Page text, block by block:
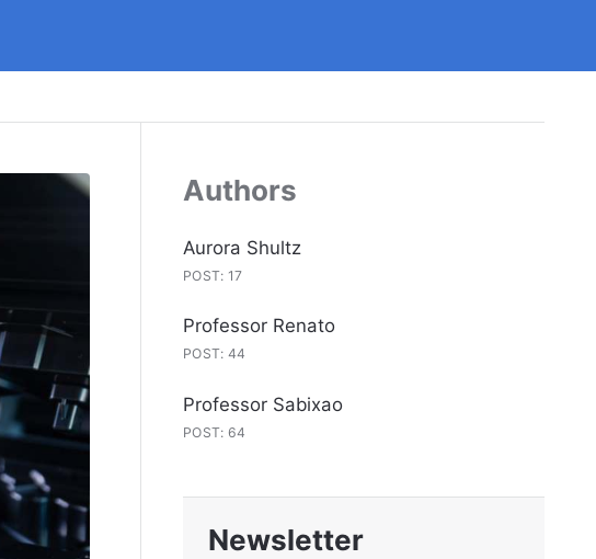
Authors
Aurora Shultz
POST: 17
Professor Renato
POST: 44
Professor Sabixao
POST: 64
Newsletter